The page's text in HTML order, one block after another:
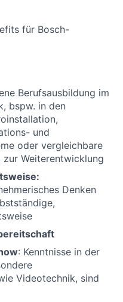
für Bosch-
Berufsausbildung im
bspw. in den
und
oder vergleichbare
Weiterentwicklung
Denken
: Kenntnisse in der
Videotechnik, sind